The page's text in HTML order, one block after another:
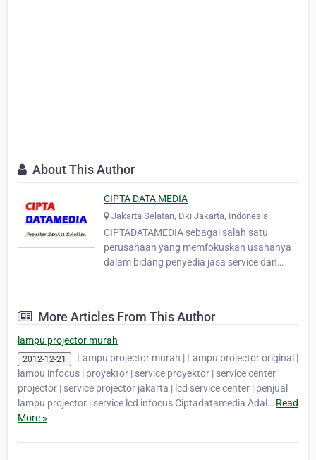
About This Author
CIPTA DATA MEDIA
Jakarta Selatan, Dki Jakarta, Indonesia
CIPTADATAMEDIA sebagai salah satu
perusahaan yang memfokuskan usahanya
dalam bidang penyedia jasa service dan
projector infocus, 3M, acer, ASK Proxima,
Barco, Benq, Boxlight, Can…
More Articles From This Author
lampu projector murah
2012-12-21
Lampu projector murah | Lampu projector original |
lampu infocus | proyektor | service proyektor | service center
projector | service projector jakarta | lcd service center | penjual
lampu projector | service lcd infocus Ciptadatamedia Adal… Read
More »